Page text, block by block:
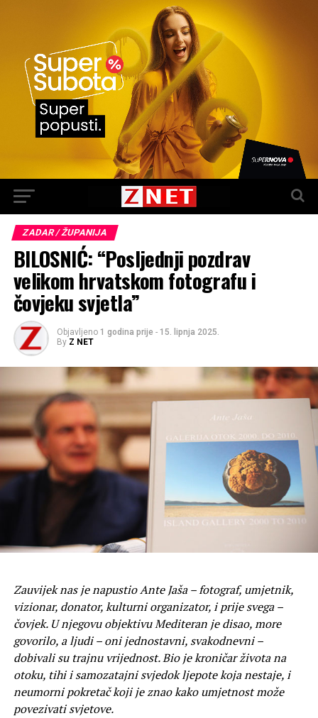
ZADAR / ŽUPANIJA
BILOSNIĆ: “Posljednji pozdrav
velikom hrvatskom fotografu i
čovjeku svjetla”
Objavljeno 1 godina prije - 15. lipnja 2025.
By Z NET
Zauvijek nas je napustio Ante Jaša – fotograf, umjetnik,
vizionar, donator, kulturni organizator, i prije svega –
čovjek. U njegovu objektivu Mediteran je disao, more
govorilo, a ljudi – oni jednostavni, svakodnevni –
dobivali su trajnu vrijednost. Bio je kroničar života na
otoku, tihi i samozatajni svjedok ljepote koja nestaje, i
neumorni pokretač koji je znao kako umjetnost može
povezivati svjetove.